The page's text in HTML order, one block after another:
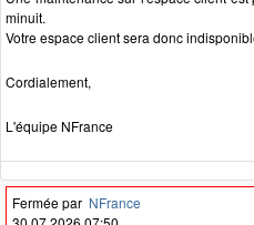
minuit.
Votre espace client sera donc
Cordialement,
L'équipe NFrance
Fermée par NFrance